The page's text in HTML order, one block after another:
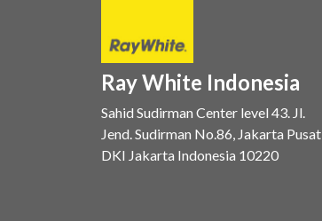
Ray White Indonesia
Sahid Sudirman Center level 43. Jl.
Jend. Sudirman No.86, Jakarta Pusat,
DKI Jakarta Indonesia 10220